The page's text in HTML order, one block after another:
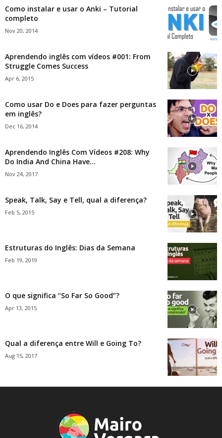
Como instalar e usar o Anki – Tutorial
completo
Nov 20, 2014
Aprendendo inglês com vídeos #001: From
Struggle Comes Success
Apr 6, 2015
Como usar Do e Does para fazer perguntas
em inglês?
Dec 16, 2014
Aprendendo Inglês Com Vídeos #208: Why
Do India And China Have...
Nov 24, 2017
Speak, Talk, Say e Tell, qual a diferença?
Feb 5, 2015
Estruturas do Inglês: Dias da Semana
Feb 19, 2019
O que significa “So Far So Good”?
Apr 13, 2015
Qual a diferença entre Will e Going To?
Aug 15, 2017